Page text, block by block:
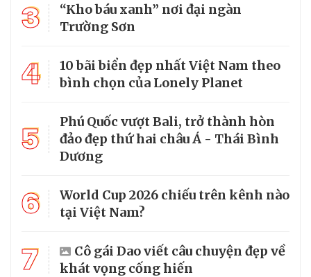
3
“Kho báu xanh” nơi đại ngàn
Trường Sơn
4
10 bãi biển đẹp nhất Việt Nam theo
bình chọn của Lonely Planet
5
Phú Quốc vượt Bali, trở thành hòn
đảo đẹp thứ hai châu Á - Thái Bình
Dương
6
World Cup 2026 chiếu trên kênh nào
tại Việt Nam?
7
Cô gái Dao viết câu chuyện đẹp về
khát vọng cống hiến